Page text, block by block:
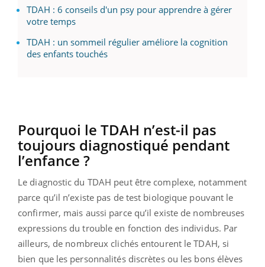
TDAH : 6 conseils d'un psy pour apprendre à gérer
votre temps
TDAH : un sommeil régulier améliore la cognition
des enfants touchés
Pourquoi le TDAH n’est-il pas
toujours diagnostiqué pendant
l’enfance ?
Le diagnostic du TDAH peut être complexe, notamment
parce qu’il n’existe pas de test biologique pouvant le
confirmer, mais aussi parce qu’il existe de nombreuses
expressions du trouble en fonction des individus. Par
ailleurs, de nombreux clichés entourent le TDAH, si
bien que les personnalités discrètes ou les bons élèves